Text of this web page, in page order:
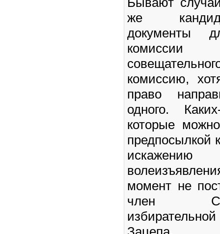
же
документы
комиссию,
право
одного.
которые
предпосылкой
момент не
член